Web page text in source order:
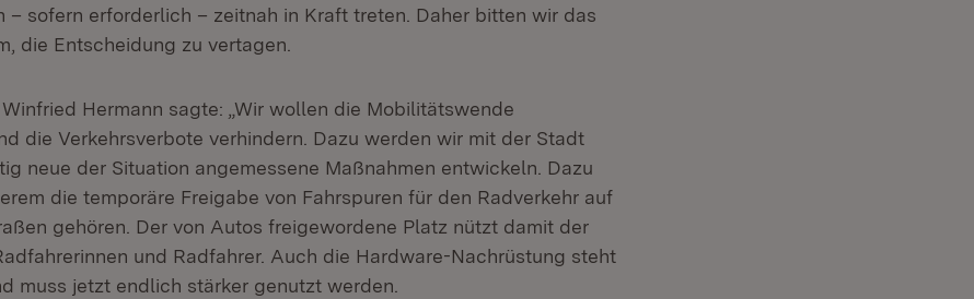
– sofern erforderlich – zeitnah in Kraft treten. Daher bitten wir das
die Entscheidung zu vertagen.
Hermann sagte: „Wir wollen die Mobilitätswende
die Verkehrsverbote verhindern. Dazu werden wir mit der Stadt
neue der Situation angemessene Maßnahmen entwickeln. Dazu
die temporäre Freigabe von Fahrspuren für den Radverkehr auf
gehören. Der von Autos freigewordene Platz nützt damit der
und Radfahrer. Auch die Hardware-Nachrüstung steht
muss jetzt endlich stärker genutzt werden.